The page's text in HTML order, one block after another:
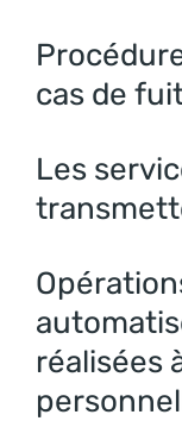
cas de
Les
réalisées